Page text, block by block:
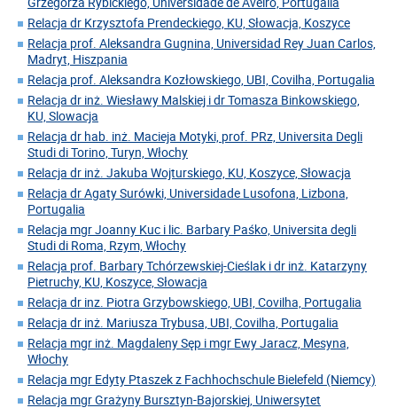
Relacja dr Krzysztofa Prendeckiego, KU, Słowacja, Koszyce
Relacja prof. Aleksandra Gugnina, Universidad Rey Juan Carlos,
Madryt, Hiszpania
Relacja prof. Aleksandra Kozłowskiego, UBI, Covilha, Portugalia
Relacja dr inż. Wiesławy Malskiej i dr Tomasza Binkowskiego,
KU, Slowacja
Relacja dr hab. inż. Macieja Motyki, prof. PRz, Universita Degli
Studi di Torino, Turyn, Włochy
Relacja dr inż. Jakuba Wojturskiego, KU, Koszyce, Słowacja
Relacja dr Agaty Surówki, Universidade Lusofona, Lizbona,
Portugalia
Relacja mgr Joanny Kuc i lic. Barbary Paśko, Universita degli
Studi di Roma, Rzym, Włochy
Relacja prof. Barbary Tchórzewskiej-Cieślak i dr inż. Katarzyny
Pietruchy, KU, Koszyce, Słowacja
Relacja dr inz. Piotra Grzybowskiego, UBI, Covilha, Portugalia
Relacja dr inż. Mariusza Trybusa, UBI, Covilha, Portugalia
Relacja mgr inż. Magdaleny Sęp i mgr Ewy Jaracz, Mesyna,
Włochy
Relacja mgr Edyty Ptaszek z Fachhochschule Bielefeld (Niemcy)
Relacja mgr Grażyny Bursztyn-Bajorskiej, Uniwersytet